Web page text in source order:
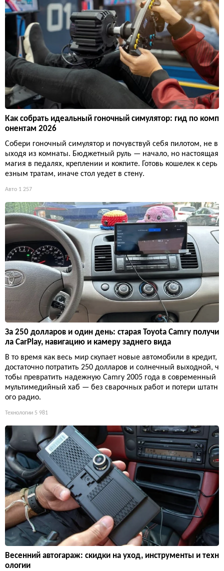
Как собрать идеальный гоночный симулятор: гид по комп
онентам 2026
Собери гоночный симулятор и почувствуй себя пилотом, не в
ыходя из комнаты. Бюджетный руль — начало, но настоящая
магия в педалях, креплении и кокпите. Готовь кошелек к серь
езным тратам, иначе стол уедет в стену.
Авто 1 257
За 250 долларов и один день: старая Toyota Camry получи
ла CarPlay, навигацию и камеру заднего вида
В то время как весь мир скупает новые автомобили в кредит,
достаточно потратить 250 долларов и солнечный выходной, ч
тобы превратить надежную Camry 2005 года в современный
мультимедийный хаб — без сварочных работ и потери штатн
ого радио.
Технологии 5 981
Весенний автогараж: скидки на уход, инструменты и техн
ологии